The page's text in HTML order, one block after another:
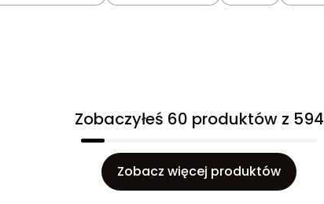
Zobaczyłeś 60 produktów z 594
Zobacz więcej produktów